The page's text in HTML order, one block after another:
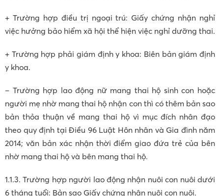
+ Trường hợp điều trị ngoại trú: Giấy chứng nhận nghỉ
việc hưởng bảo hiểm xã hội thể hiện việc nghỉ dưỡng thai.
+ Trường hợp phải giám định y khoa: Biên bản giám định
y khoa.
– Trường hợp lao động nữ mang thai hộ sinh con hoặc
người mẹ nhờ mang thai hộ nhận con thì có thêm bản sao
bản thỏa thuận về mang thai hộ vì mục đích nhân đạo
theo quy định tại Điều 96 Luật Hôn nhân và Gia đình năm
2014; văn bản xác nhận thời điểm giao đứa trẻ của bên
nhờ mang thai hộ và bên mang thai hộ.
1.1.3. Trường hợp người lao động nhận nuôi con nuôi dưới
6 tháng tuổi: Bản sao Giấy chứng nhận nuôi con nuôi.